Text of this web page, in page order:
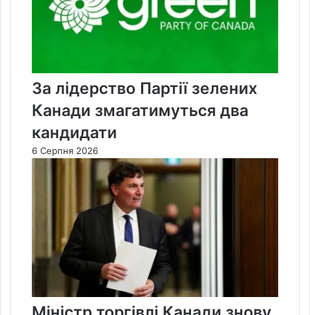
За лідерство Партії зелених
Канади змагатимуться два
кандидати
6 Серпня 2026